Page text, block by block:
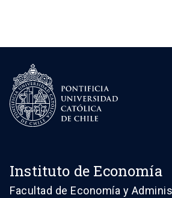
Instituto de Economía
Facultad de Economía y